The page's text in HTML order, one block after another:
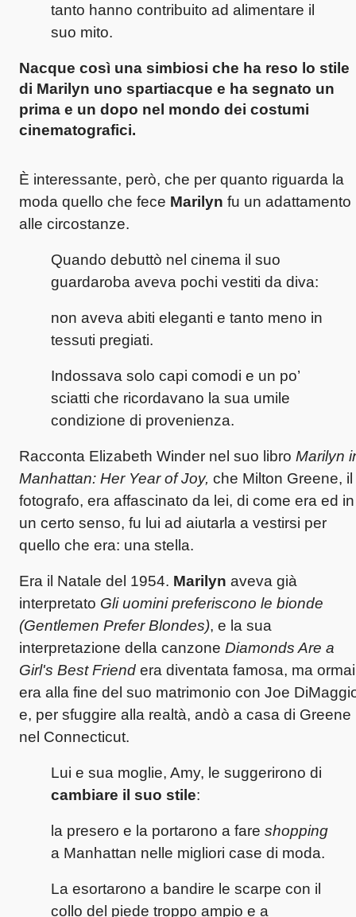
tanto hanno contribuito ad alimentare il
suo mito.
Nacque così una simbiosi che ha reso lo stile
di Marilyn uno spartiacque e ha segnato un
prima e un dopo nel mondo dei costumi
cinematografici.
È interessante, però, che per quanto riguarda la
moda quello che fece Marilyn fu un adattamento
alle circostanze.
Quando debuttò nel cinema il suo
guardaroba aveva pochi vestiti da diva:
non aveva abiti eleganti e tanto meno in
tessuti pregiati.
Indossava solo capi comodi e un po’
sciatti che ricordavano la sua umile
condizione di provenienza.
Racconta Elizabeth Winder nel suo libro Marilyn
Manhattan: Her Year of Joy, che Milton Greene, il
fotografo, era affascinato da lei, di come era ed in
un certo senso, fu lui ad aiutarla a vestirsi per
quello che era: una stella.
Era il Natale del 1954. Marilyn aveva già
interpretato Gli uomini preferiscono le bionde
(Gentlemen Prefer Blondes), e la sua
interpretazione della canzone Diamonds Are a
Girl's Best Friend era diventata famosa, ma ormai
era alla fine del suo matrimonio con Joe
e, per sfuggire alla realtà, andò a casa di Greene
nel Connecticut.
Lui e sua moglie, Amy, le suggerirono di
cambiare il suo stile:
la presero e la portarono a fare shopping
a Manhattan nelle migliori case di moda.
La esortarono a bandire le scarpe con il
collo del piede troppo ampio e a